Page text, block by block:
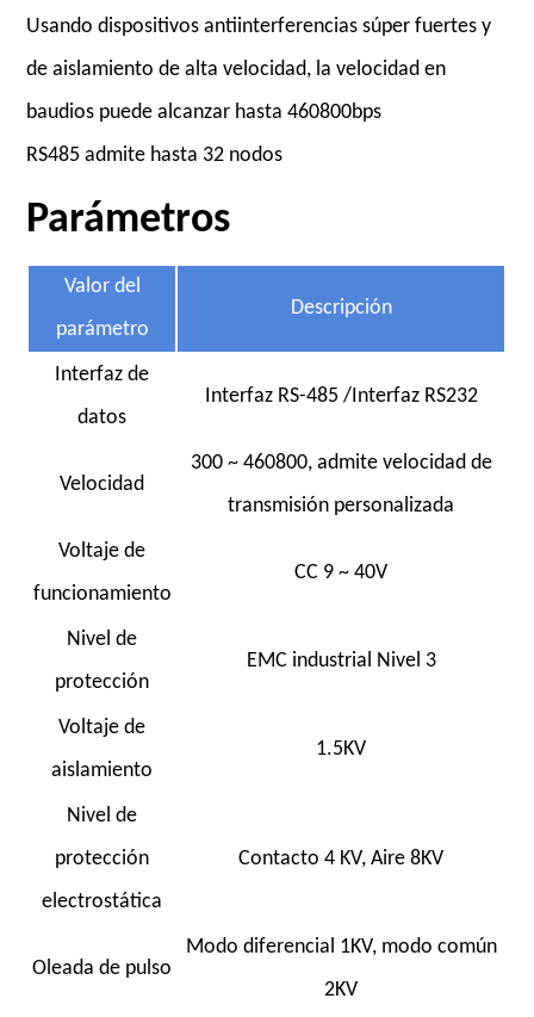
Usando dispositivos antiinterferencias súper fuertes y
de aislamiento de alta velocidad, la velocidad en
baudios puede alcanzar hasta 460800bps
RS485 admite hasta 32 nodos
Parámetros
Valor del
parámetro
Descripción
Interfaz de
datos
Interfaz RS-485 /Interfaz RS232
Velocidad
300 ~ 460800, admite velocidad de
transmisión personalizada
Voltaje de
funcionamiento
CC 9 ~ 40V
Nivel de
protección
EMC industrial Nivel 3
Voltaje de
aislamiento
1.5KV
Nivel de
protección
electrostática
Contacto 4 KV, Aire 8KV
Oleada de pulso
Modo diferencial 1KV, modo común
2KV